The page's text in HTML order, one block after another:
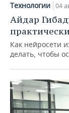
Технологии 04
Айдар
Как нейросети
делать, чтобы